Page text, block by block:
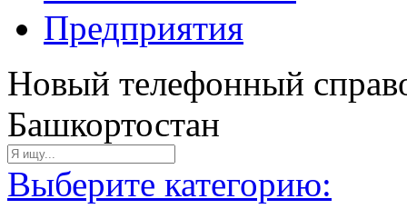
Предприятия
Новый телефонный
Башкортостан
Выберите категорию: